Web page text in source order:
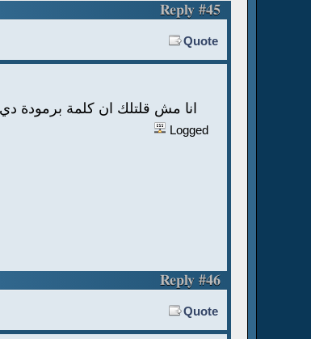
Reply #45
Quote
انا مش قلتلك ان كلمة برمودة
Logged
Reply #46
Quote